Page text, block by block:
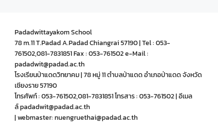
Padadwittayakom School
78 m.11 T.Padad A.Padad Chiangrai 57190 | Tel : 053-
761502,081-7831851 Fax : 053-761502 e-Mail :
padadwit@padad.ac.th
โรงเรียนป่าแดดวิทยาคม | 78 หมู่ 11 ตำบลป่าแดด อำเภอป่าแดด จังหวัด
เชียงราย 57190
โทรศัพท์ : 053-761502,081-7831851 โทรสาร : 053-761502 | อีเมล
ล์ padadwit@padad.ac.th
| webmaster: nuengruethai@padad.ac.th